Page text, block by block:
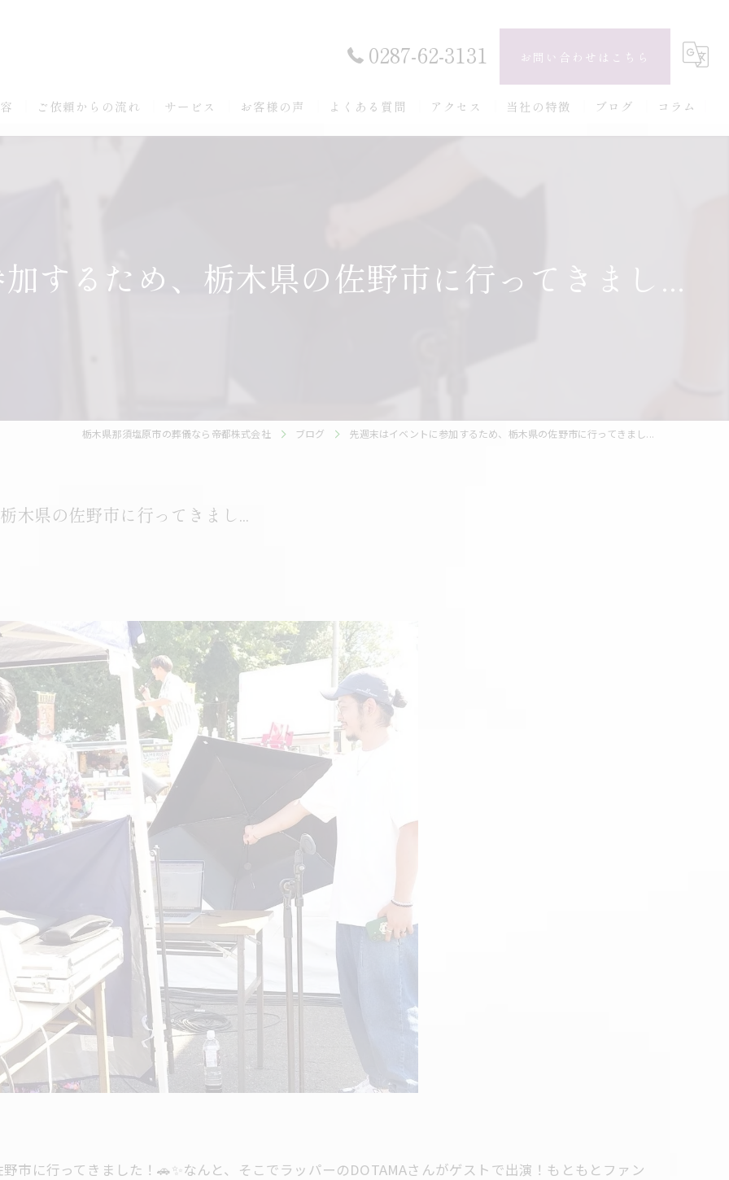
0287-62-3131 お問い合わせはこちら
ご依頼からの流れ サービス お客様の声 よくある質問 アクセス 当社の特徴
一日葬
ブログ コラム
するため、栃木県の佐野市に行ってきまし...
栃木県那須塩原市の葬儀なら帝都株式会社 ブログ 先週末はイベントに参加するため、栃木県の佐野市に行ってきまし...
木県の佐野市に行ってきまし...
市に行ってきました！🚗✨なんと、そこでラッパーのDOTAMAさんがゲストで出演！もともとファン